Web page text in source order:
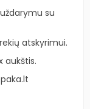
su
atskyrimui.
aukštis.